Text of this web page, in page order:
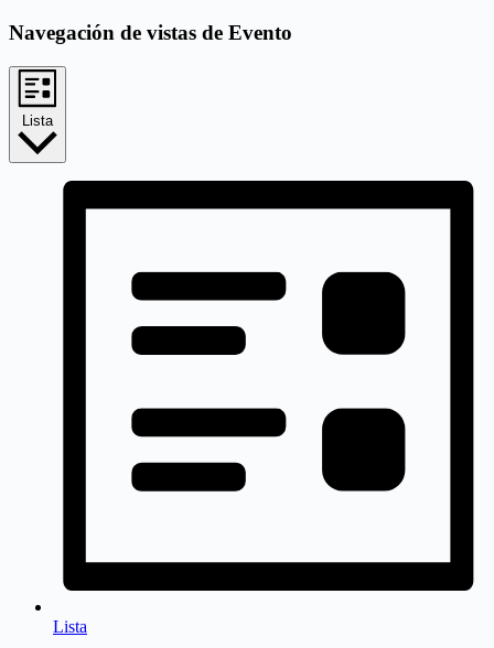
Navegación de vistas de Evento
Lista
Lista